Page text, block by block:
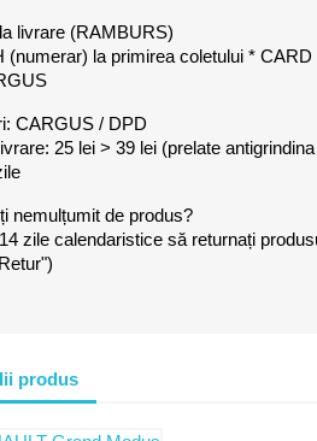
livrare (RAMBURS)
(numerar) la primirea coletului *
CARGUS / DPD
25 lei > 39 lei (prelate
nemulțumit de produs?
zile calendaristice să returnați
produs